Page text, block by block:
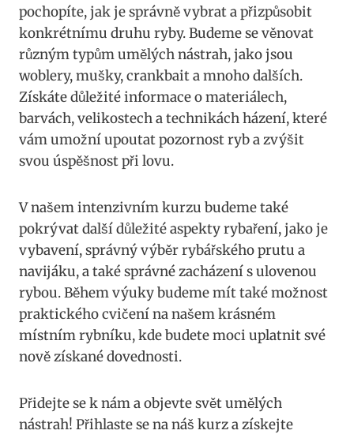
⁣pochopíte, jak je správně vybrat a⁤ přizpůsobit
konkrétnímu druhu ryby. Budeme se věnovat
různým typům umělých nástrah, jako jsou
woblery, mušky, crankbait a mnoho⁢ dalších.
Získáte důležité ⁢informace o materiálech,
barvách, ⁢velikostech a technikách házení, které
vám umožní upoutat ​pozornost ryb a zvýšit
svou ‍úspěšnost při lovu.
V našem intenzivním kurzu budeme také
pokrývat další důležité aspekty⁢ rybaření, jako je
vybavení, správný výběr rybářského prutu a
navijáku, a také správné zacházení s ulovenou
rybou. Během‍ výuky budeme mít také možnost
praktického cvičení⁤ na našem krásném
místním rybníku, kde budete moci uplatnit své
nově získané dovednosti.
Přidejte se⁤ k nám a objevte svět umělých
nástrah! Přihlaste ⁤se na náš kurz a získejte